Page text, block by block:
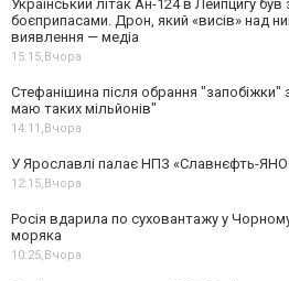
Український літак Ан-124 в Лейпцигу
боєприпасами. Дрон, який «висів» над
виявлення — медіа
15:15,Вчора
Стефанішина після обрання
маю таких мільйонів"
14:11,Вчора
У Ярославлі палає НПЗ «Славнєфть-
12:15,Вчора
Росія вдарила по суховантажу у
моряка
10:25,Вчора